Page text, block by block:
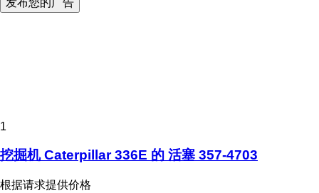
1
挖掘机 Caterpillar 336E 的 活塞 357-4703
根据请求提供价格